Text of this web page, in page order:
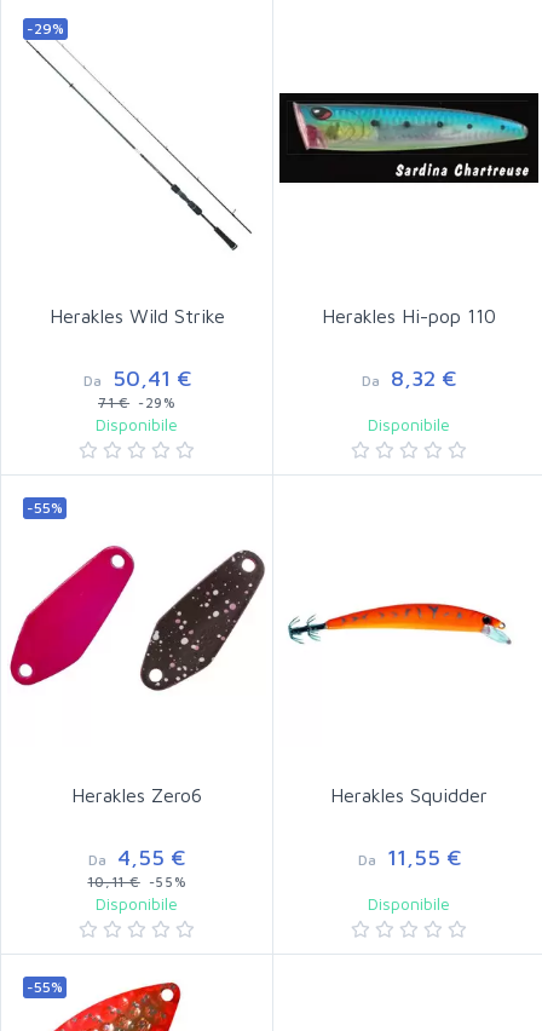
-29%
Herakles Wild Strike
Da 50,41 €
71 € -29%
Disponibile
Herakles Hi-pop 110
Da 8,32 €
Disponibile
-55%
Herakles Zero6
Da 4,55 €
10,11 €-55%
Disponibile
Herakles Squidder
Da 11,55 €
Disponibile
-55%